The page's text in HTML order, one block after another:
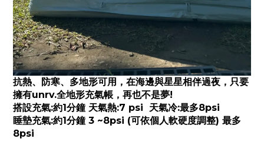
抗熱、防寒、多地形可用，在海邊與星星相伴過夜，只要
擁有unrv.全地形充氣帳，再也不是夢!
搭設充氣:約1分鐘 天氣熱:7 psi 天氣冷:最多8psi
睡墊充氣:約1分鐘 3 ~8psi (可依個人軟硬度調整) 最多
8psi